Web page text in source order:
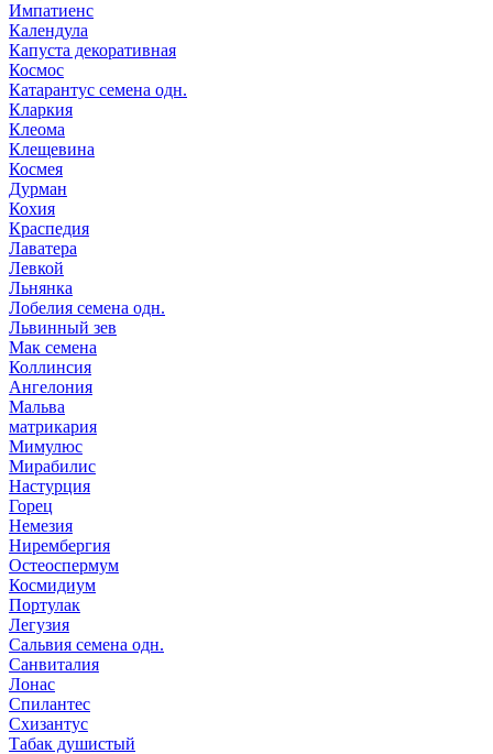
Импатиенс
Календула
Капуста декоративная
Космос
Катарантус семена одн.
Кларкия
Клеома
Клещевина
Космея
Дурман
Кохия
Краспедия
Лаватера
Левкой
Льнянка
Лобелия семена одн.
Львинный зев
Мак семена
Коллинсия
Ангелония
Мальва
матрикария
Мимулюс
Мирабилис
Настурция
Горец
Немезия
Нирембергия
Остеоспермум
Космидиум
Портулак
Легузия
Сальвия семена одн.
Санвиталия
Лонас
Спилантес
Схизантус
Табак душистый